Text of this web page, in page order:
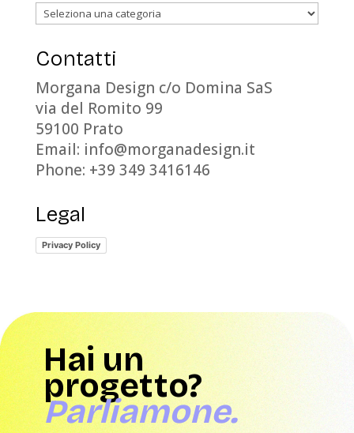
Categorie
Contatti
Morgana Design c/o Domina SaS
via del Romito 99
59100 Prato
Email: info@morganadesign.it
Phone: +39 349 3416146
Legal
Privacy Policy
Hai un
progetto?
Parliamone.